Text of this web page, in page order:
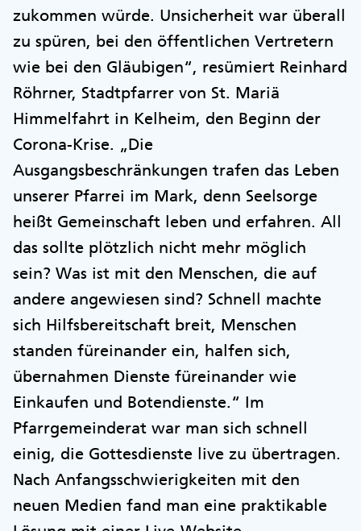
zukommen würde. Unsicherheit war überall
zu spüren, bei den öffentlichen Vertretern
wie bei den Gläubigen“, resümiert Reinhard
Röhrner, Stadtpfarrer von St. Mariä
Himmelfahrt in Kelheim, den Beginn der
Corona-Krise. „Die
Ausgangsbeschränkungen trafen das Leben
unserer Pfarrei im Mark, denn Seelsorge
heißt Gemeinschaft leben und erfahren. All
das sollte plötzlich nicht mehr möglich
sein? Was ist mit den Menschen, die auf
andere angewiesen sind? Schnell machte
sich Hilfsbereitschaft breit, Menschen
standen füreinander ein, halfen sich,
übernahmen Dienste füreinander wie
Einkaufen und Botendienste.“ Im
Pfarrgemeinderat war man sich schnell
einig, die Gottesdienste live zu übertragen.
Nach Anfangsschwierigkeiten mit den
neuen Medien fand man eine praktikable